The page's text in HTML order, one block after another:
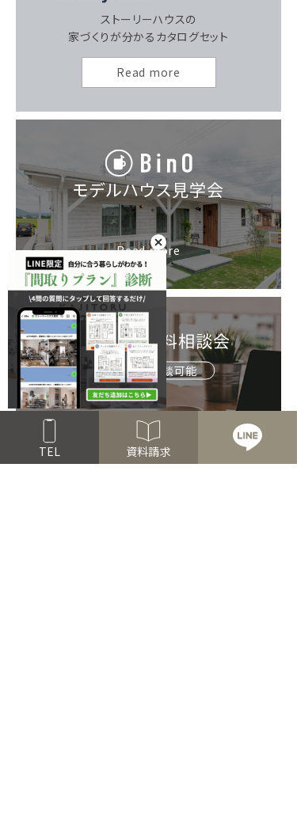
モデルハウス見学会
Read more
お家づくり無料相談会
オンライン相談可能
Read more
ストーリーハウスの
家づくりが分かるカタログセット
Read more
TEL 資料請求